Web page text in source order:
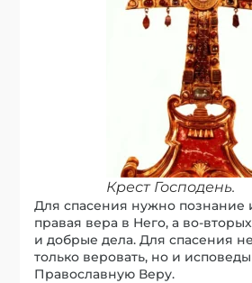
Крест Господень.
Для спасения нужно познание
правая вера в Него, а во-
и добрые дела. Для спасения
только веровать, но и
Православную Веру.